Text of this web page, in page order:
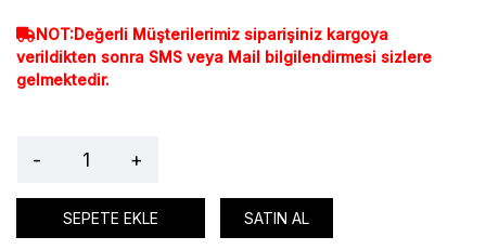
NOT:Değerli Müşterilerimiz siparişiniz kargoya
verildikten sonra SMS veya Mail bilgilendirmesi sizlere
gelmektedir.
- +
SEPETE EKLE SATIN AL